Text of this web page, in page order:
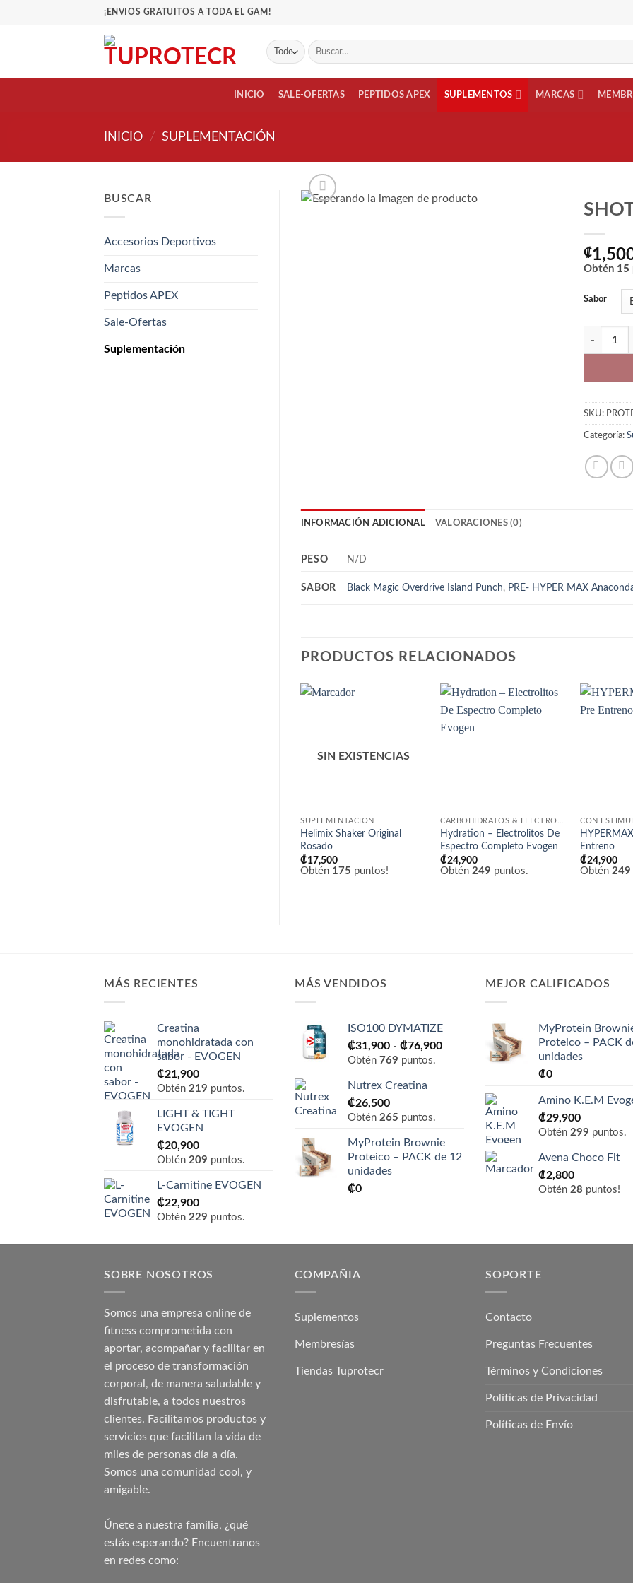
¡ENVIOS GRATUITOS A TODA EL GAM!
Buscar
por:
INICIO SALE-OFERTAS PEPTIDOS APEX SUPLEMENTOS MARCAS
INICIO / SUPLEMENTACIÓN
BUSCAR
Accesorios Deportivos
Marcas
Peptidos APEX
Sale-Ofertas
Suplementación
₡
Obtén 15
Sabor
SHOT
SKU:
Categoría:
INFORMACIÓN ADICIONAL VALORACIONES (0)
PESO N/D
SABOR Black Magic Overdrive Island Punch, PRE- HYPER MAX
PRODUCTOS RELACIONADOS
de
deseos
SIN EXISTENCIAS
SUPLEMENTACIÓN
Helimix Shaker Original
Rosado
₡17,500
Obtén 175 puntos!
CARBOHIDRATOS & ELECTROLITOS
Hydration – Electrolitos De
Espectro Completo Evogen
₡24,900
Obtén 249 puntos.
CON
Entreno
₡24,900
Obtén 249
MÁS RECIENTES
Creatina
monohidratada con
sabor - EVOGEN
₡21,900
Obtén 219 puntos.
LIGHT & TIGHT
EVOGEN
₡20,900
Obtén 209 puntos.
L-Carnitine EVOGEN
₡22,900
Obtén 229 puntos.
MÁS VENDIDOS
ISO100 DYMATIZE
₡31,900 - ₡76,900Rango
Obtén 769 puntos.
Nutrex Creatina
₡26,500
Obtén 265 puntos.
MyProtein Brownie
Proteico – PACK de 12
unidades
₡0
MEJOR CALIFICADOS
MyProtein
Proteico – PACK
unidades
₡0
Amino K.E.M
₡29,900
Obtén 299 puntos.
Avena Choco Fit
₡2,800
Obtén 28 puntos!
SOBRE NOSOTROS
Somos una empresa online de
fitness comprometida con
aportar, acompañar y facilitar en
el proceso de transformación
corporal, de manera saludable y
disfrutable, a todos nuestros
clientes. Facilitamos productos y
servicios que facilitan la vida de
miles de personas día a día.
Somos una comunidad cool, y
amigable.
Únete a nuestra familia, ¿qué
estás esperando? Encuentranos
en redes como:
COMPAÑIA
Suplementos
Membresías
Tiendas Tuprotecr
SOPORTE
Contacto
Preguntas Frecuentes
Términos y Condiciones
Políticas de Privacidad
Políticas de Envío